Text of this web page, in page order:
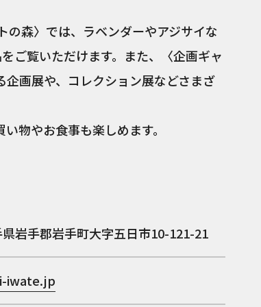
の森〉では、ラベンダーやアジサイな
ご覧いただけます。また、〈企画ギャ
画展や、コレクション展などさまざ
物やお食事も楽しめます。
岩手郡岩手町大字五日市10-121-21
iwate.jp